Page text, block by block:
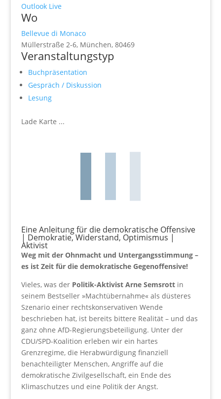
Outlook Live
Wo
Bellevue di Monaco
Müllerstraße 2-6, München, 80469
Veranstaltungstyp
Buchpräsentation
Gespräch / Diskussion
Lesung
Lade Karte ...
Eine Anleitung für die demokratische Offensive
| Demokratie, Widerstand, Optimismus |
Aktivist
Weg mit der Ohnmacht und Untergangsstimmung –
es ist Zeit für die demokratische Gegenoffensive!
Vieles, was der Politik-Aktivist Arne Semsrottin
seinem Bestseller »Machtübernahme« als düsteres
Szenario einer rechtskonservativen Wende
beschrieben hat, ist bereits bittere Realität – und das
ganz ohne AfD-Regierungsbeteiligung. Unter der
CDU/SPD-Koalition erleben wir ein hartes
Grenzregime, die Herabwürdigung finanziell
benachteiligter Menschen, Angriffe auf die
demokratische Zivilgesellschaft, ein Ende des
Klimaschutzes und eine Politik der Angst.